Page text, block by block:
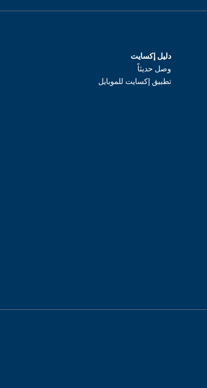
دليل إكسايت
وصل حديثاً
تطبيق إكسايت للموبايل